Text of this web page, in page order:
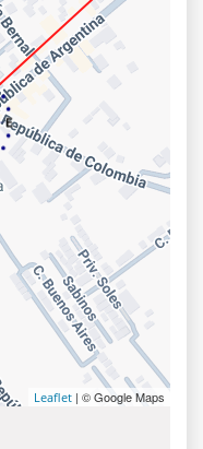
Leaflet | © Google Maps